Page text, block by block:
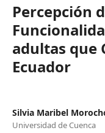
Percepción
adultas que
Ecuador
Silvia Maribel
Universidad de Cuenca